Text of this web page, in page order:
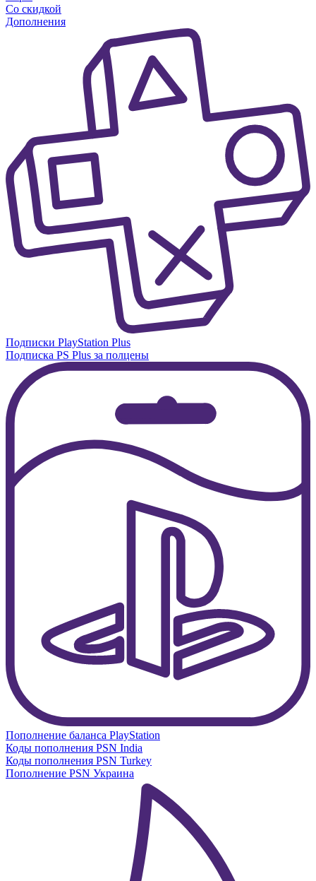
Со скидкой
Дополнения
Подписки PlayStation Plus
Подписка PS Plus за полцены
Пополнение баланса PlayStation
Коды пополнения PSN India
Коды пополнения PSN Turkey
Пополнение PSN Украина